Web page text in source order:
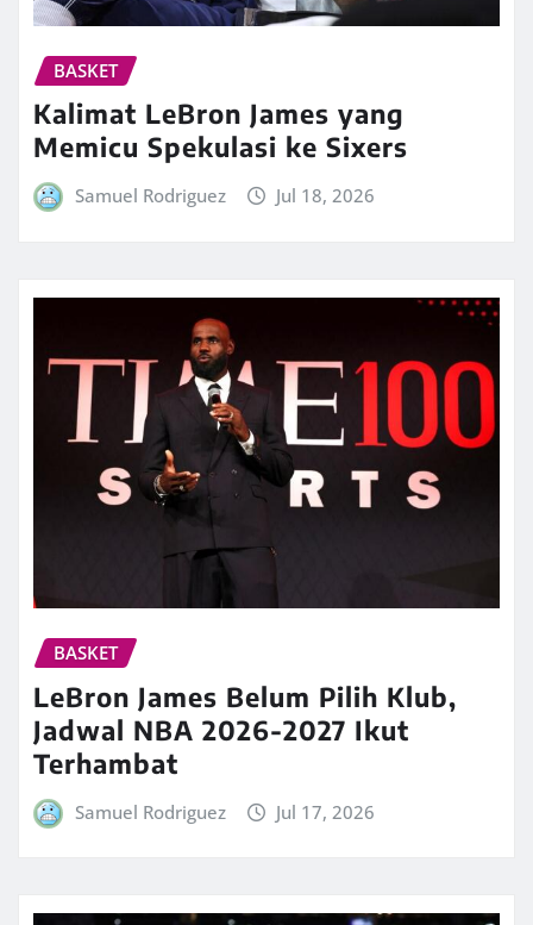
BASKET
Kalimat LeBron James yang
Memicu Spekulasi ke Sixers
Samuel Rodriguez Jul 18, 2026
BASKET
LeBron James Belum Pilih Klub,
Jadwal NBA 2026-2027 Ikut
Terhambat
Samuel Rodriguez Jul 17, 2026